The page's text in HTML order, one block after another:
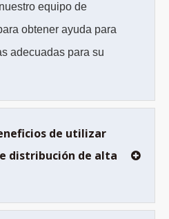
equipo de
obtener ayuda para
adecuadas para su
de utilizar
distribución de alta